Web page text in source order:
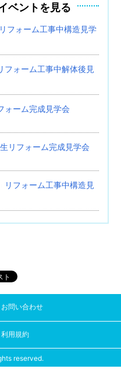
ベントを見る
フォーム工事中構造見学
フォーム工事中解体後見
ォーム完成見学会
リフォーム完成見学会
リフォーム工事中構造見
お問い合わせ
利用規約
reserved.